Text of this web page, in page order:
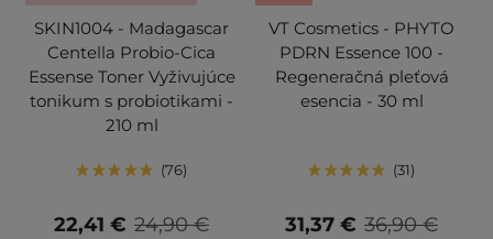
SKIN1004 - Madagascar
Centella Probio-Cica
Essense Toner Vyživujúce
tonikum s probiotikami -
210 ml
76
24,90 €
22,41 €
VT Cosmetics - PHYTO
PDRN Essence 100 -
Regeneračná pleťová
esencia - 30 ml
31
36,90 €
31,37 €